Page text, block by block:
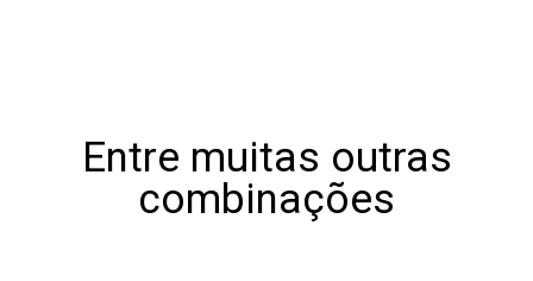
Entre muitas outras
combinações